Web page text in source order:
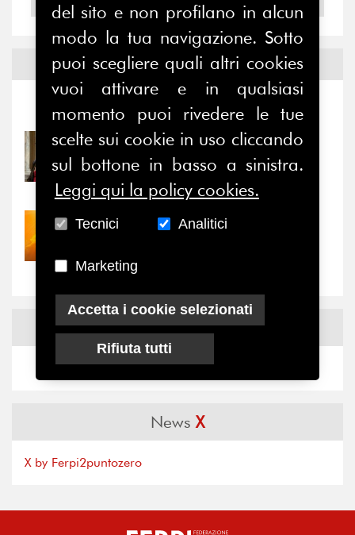
Notizie edEventi
Notizie -Eventi
31/07/2026
Prima della pausa estiva,
il valore di...
30/07/2026
“grande cecità”: la...
NewsFacebook
NewsX
X by Ferpi2puntozero
del sito e non profilano in alcun
modo la tua navigazione. Sotto
puoi scegliere quali altri cookies
vuoi attivare e in qualsiasi
momento puoi rivedere le tue
scelte sui cookie in uso cliccando
sul bottone in basso a sinistra.
Leggi qui la policy cookies.
Tecnici Analitici
Marketing
Accetta i cookie selezionati
Rifiuta tutti